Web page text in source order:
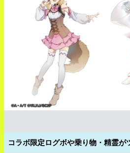
コラボ限定ログボや乗り物・精霊が